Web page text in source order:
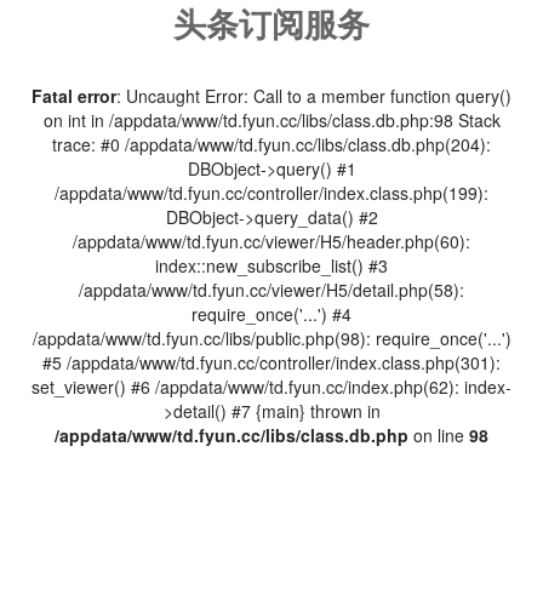
头条订阅服务
Fatal error: Uncaught Error: Call to a member function query()
on int in /appdata/www/td.fyun.cc/libs/class.db.php:98 Stack
trace: #0 /appdata/www/td.fyun.cc/libs/class.db.php(204):
DBObject->query() #1
/appdata/www/td.fyun.cc/controller/index.class.php(199):
DBObject->query_data() #2
/appdata/www/td.fyun.cc/viewer/H5/header.php(60):
index::new_subscribe_list() #3
/appdata/www/td.fyun.cc/viewer/H5/detail.php(58):
require_once('...') #4
/appdata/www/td.fyun.cc/libs/public.php(98): require_once('...')
#5 /appdata/www/td.fyun.cc/controller/index.class.php(301):
set_viewer() #6 /appdata/www/td.fyun.cc/index.php(62): index-
>detail() #7 {main} thrown in
/appdata/www/td.fyun.cc/libs/class.db.php on line 98